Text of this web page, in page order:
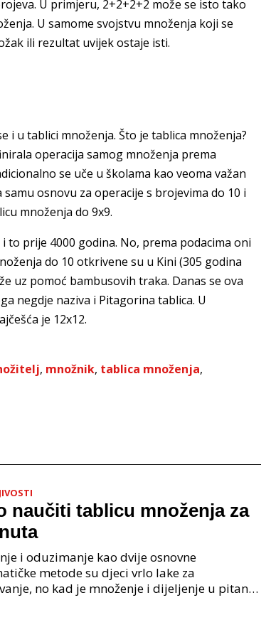
U primjeru, 2+2+2+2 može se isto tako
U samome svojstvu množenja koji se
ili rezultat uvijek ostaje isti.
i u tablici množenja. Što je tablica množenja?
operacija samog množenja prema
se uče u školama kao veoma važan
osnovu za operacije s brojevima do 10 i
množenja do 9x9.
prije 4000 godina. No, prema podacima oni
do 10 otkrivene su u Kini (305 godina
uz pomoć bambusovih traka. Danas se ova
negdje naziva i Pitagorina tablica. U
je 12x12.
, množnik, tablica množenja,
naučiti tablicu množenja za
i oduzimanje kao dvije osnovne
metode su djeci vrlo lake za
no kad je množenje i dijeljenje u pitanju